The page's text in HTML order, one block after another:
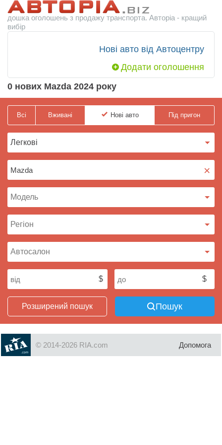
дошка оголошень з продажу транспорта. Авторіа - кращий
вибір
Нові авто від Автоцентру
Додати оголошення
0 нових Mazda 2024 року
Всі Вживані Нові авто Під пригон
×
Розширений пошук Пошук
© 2014-2026 RIA.com Допомога